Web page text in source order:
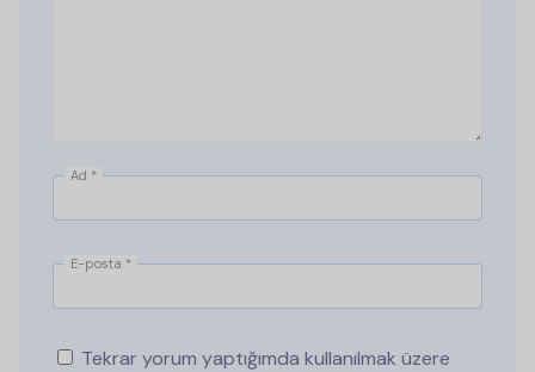
Ad *
E-posta *
Tekrar yorum yaptığımda kullanılmak üzere